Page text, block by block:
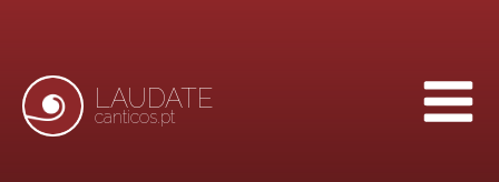
LAUDATE
canticos.pt